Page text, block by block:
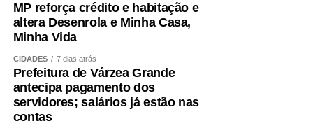
adequada de proteínas e energia, distribuídas ao longo
do dia e ajustadas à idade, função renal, rotina e
condição clínica.
Além disso, é essencial tratar fatores que aceleram a
perda muscular e o envelhecimento vascular, como
sedentarismo, diabetes, hipertensão, alterações do sono,
tabagismo e obesidade visceral.
MP reforça crédito e habitação e
altera Desenrola e Minha Casa,
Minha Vida
CIDADES 7 dias atrás
Prefeitura de Várzea Grande
antecipa pagamento dos
servidores; salários já estão nas
contas